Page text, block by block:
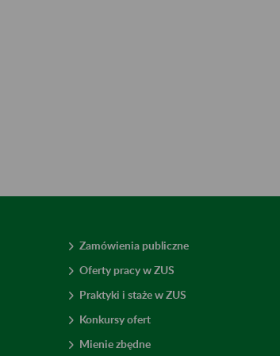
Zamówienia publiczne
Oferty pracy w ZUS
Praktyki i staże w ZUS
Konkursy ofert
Mienie zbędne